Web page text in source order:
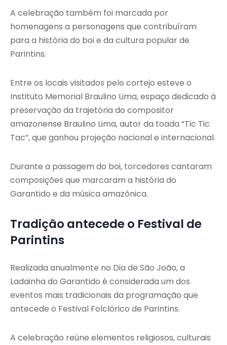
A celebração também foi marcada por
homenagens a personagens que contribuíram
para a história do boi e da cultura popular de
Parintins.
Entre os locais visitados pelo cortejo esteve o
Instituto Memorial Braulino Lima, espaço dedicado à
preservação da trajetória do compositor
amazonense Braulino Lima, autor da toada “Tic Tic
Tac”, que ganhou projeção nacional e internacional.
Durante a passagem do boi, torcedores cantaram
composições que marcaram a história do
Garantido e da música amazônica.
Tradição antecede o Festival de
Parintins
Realizada anualmente no Dia de São João, a
Ladainha do Garantido é considerada um dos
eventos mais tradicionais da programação que
antecede o Festival Folclórico de Parintins.
A celebração reúne elementos religiosos, culturais